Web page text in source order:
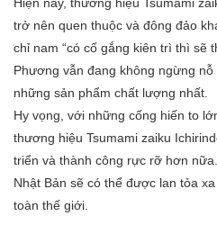
trở nên quen thuộc và đông đảo
chỉ nam “có cố gắng kiên trì thì sẽ
Phương vẫn đang không ngừng
những sản phẩm chất lượng nhất.
Hy vọng, với những cống hiến to
thương hiệu Tsumami zaiku
triển và thành công rực rỡ hơn
Nhật Bản sẽ có thể được lan tỏa
toàn thế giới.